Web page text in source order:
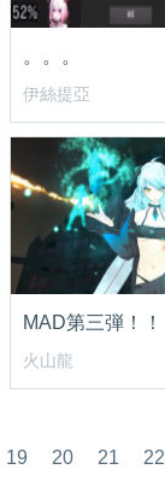
。。。
伊絲提亞
MAD第三弾！！
火山龍
19 20 21 22